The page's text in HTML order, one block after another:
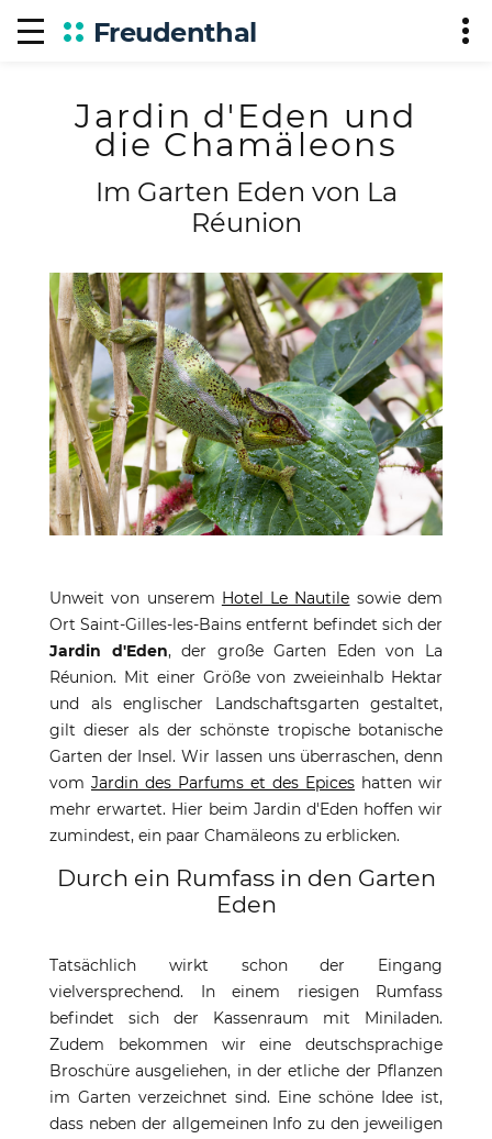
Freudenthal
Jardin d'Eden und
die Chamäleons
Im Garten Eden von La
Réunion
Unweit von unserem Hotel Le Nautile sowie dem
Ort Saint-Gilles-les-Bains entfernt befindet sich der
Jardin d'Eden, der große Garten Eden von La
Réunion. Mit einer Größe von zweieinhalb Hektar
und als englischer Landschaftsgarten gestaltet,
gilt dieser als der schönste tropische botanische
Garten der Insel. Wir lassen uns überraschen, denn
vom Jardin des Parfums et des Epices hatten wir
mehr erwartet. Hier beim Jardin d'Eden hoffen wir
zumindest, ein paar Chamäleons zu erblicken.
Durch ein Rumfass in den Garten
Eden
Tatsächlich wirkt schon der Eingang
vielversprechend. In einem riesigen Rumfass
befindet sich der Kassenraum mit Miniladen.
Zudem bekommen wir eine deutschsprachige
Broschüre ausgeliehen, in der etliche der Pflanzen
im Garten verzeichnet sind. Eine schöne Idee ist,
dass neben der allgemeinen Info zu den jeweiligen